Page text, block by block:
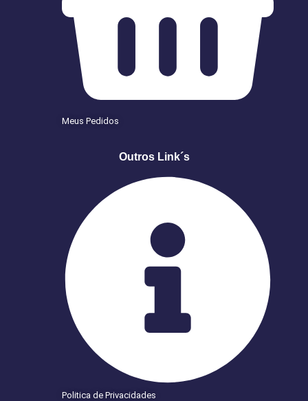
Meus Pedidos
Outros Link´s
Politica de Privacidades